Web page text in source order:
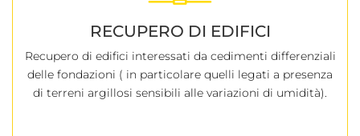
RECUPERO DI EDIFICI
Recupero di edifici interessati da cedimenti differenziali
delle fondazioni ( in particolare quelli legati a presenza
di terreni argillosi sensibili alle variazioni di umidità).